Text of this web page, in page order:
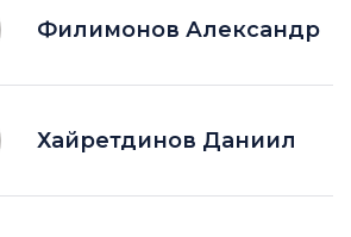
Филимонов Александр
Хайретдинов Даниил